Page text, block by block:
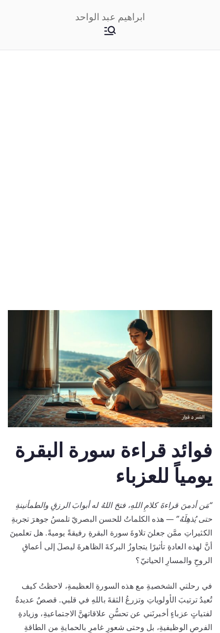
ابراهيم عبد الواحد
فوائد قراءة سورة البقرة
يومياً للعزباء
“مَن أدمنَ قراءةَ كلامِ اللهِ، فتحَ اللهُ له أبوابَ الرزقِ والطمأنينةِ
حتى يُذهِلَهُ” — هذه الكلماتُ للحسن البصريّ تلمسُ جوهرَ تجربةِ
الكثيراتِ ممَّن جعلنَ تلاوةَ سورة البقرةِ رفيقةً يوميةً. هل تعلمينَ
أنَّ لهذه العادةِ تأثيرًا يتجاوزُ البركةَ الظاهرةَ ليصلَ إلى أعماقِ
الروحِ والمسارِ الحياتيّ؟
في رحلتي الشخصيةِ مع هذه السورةِ العظيمةِ، لاحظتُ كيف
تُعيدُ ترتيبَ الأولوياتِ وتزرعُ الثقةَ باللهِ في قلبي. قصصٌ عديدةٌ
لفتياتٍ عزباءٍ أخبرنَني عن تحسُّنِ علاقاتهنَّ الاجتماعيةِ، وزيادةِ
الفرصِ الوظيفيةِ، بل وحتى شعورٍ غامرٍ بالحمايةِ من الطاقةِ